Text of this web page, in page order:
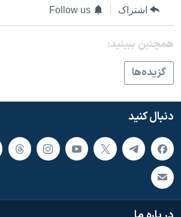
صفحه‌های ویژه
اشتراک Follow us
همچنبن ببینید:
گزيده‌ها
دنبال کنید